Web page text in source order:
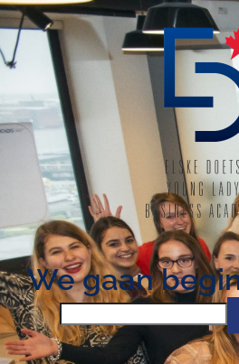
We gaan